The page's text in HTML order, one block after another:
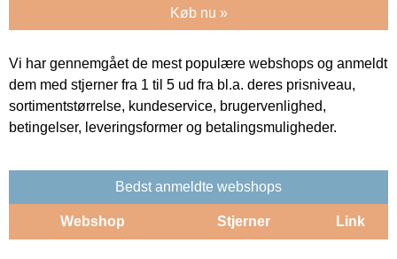
Køb nu »
Vi har gennemgået de mest populære webshops og anmeldt
dem med stjerner fra 1 til 5 ud fra bl.a. deres prisniveau,
sortimentstørrelse, kundeservice, brugervenlighed,
betingelser, leveringsformer og betalingsmuligheder.
Bedst anmeldte webshops
Webshop Stjerner Link